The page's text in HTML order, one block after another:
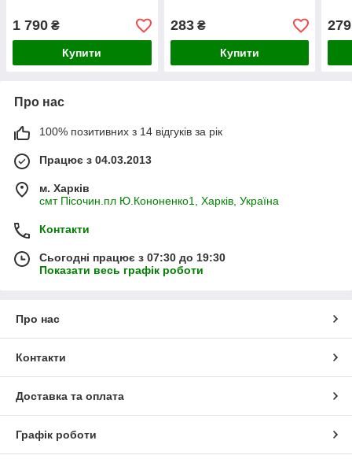
1 790 ₴
Купити
283₴
Купити
279
Про нас
100% позитивних з 14 відгуків за рік
Працює з 04.03.2013
м. Харків
смт Пісочин.пл Ю.Кононенко1, Харків, Україна
Контакти
Сьогодні працює з 07:30 до 19:30
Показати весь графік роботи
Про нас
Контакти
Доставка та оплата
Графік роботи